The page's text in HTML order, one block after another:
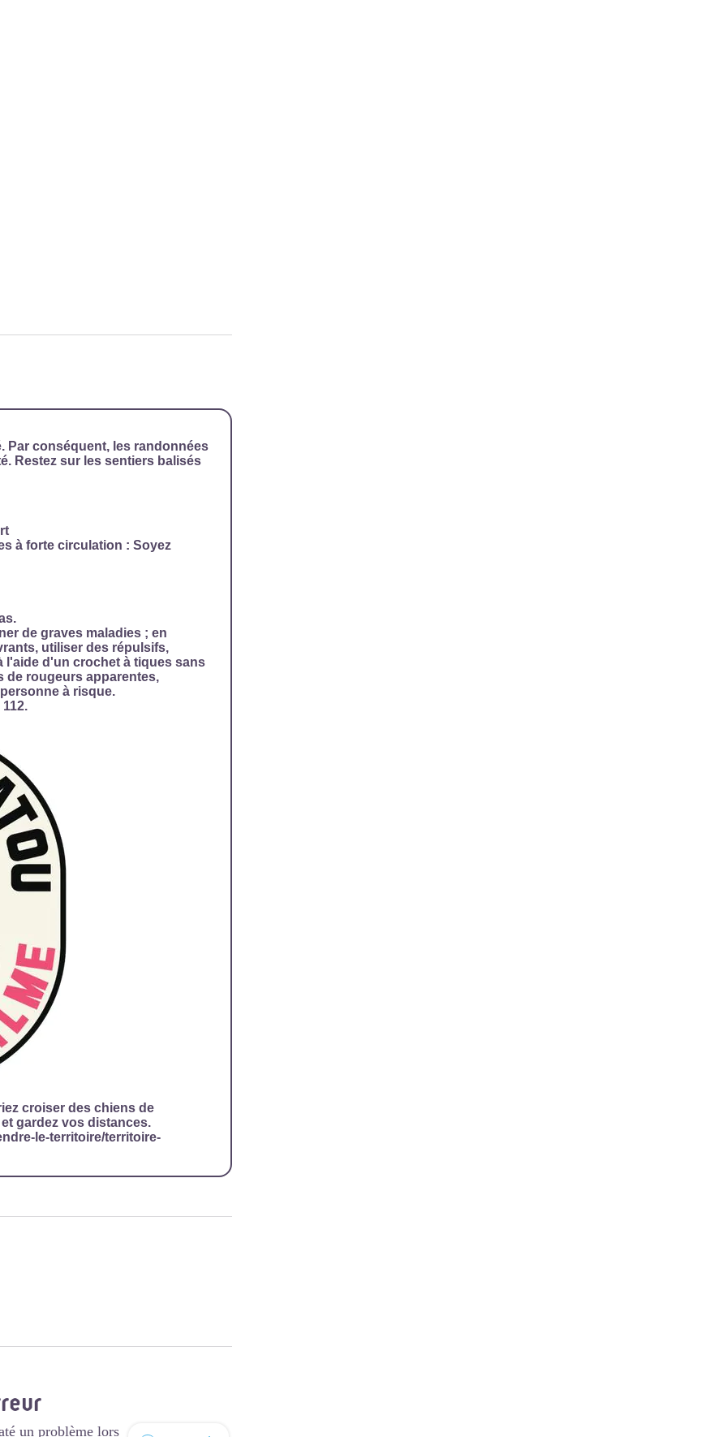
Par conséquent, les randonnées
Restez sur les sentiers balisés
à forte circulation : Soyez
de graves maladies ; en
utiliser des répulsifs,
l'aide d'un crochet à tiques sans
de rougeurs apparentes,
à risque.
croiser des chiens de
gardez vos distances.
le-territoire/territoire-
un problème lors